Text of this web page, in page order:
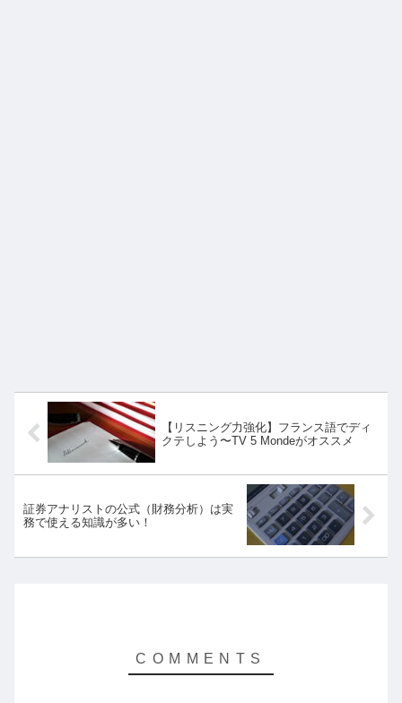
【リスニング力強化】フランス語でディ
クテしよう〜TV 5 Mondeがオススメ
証券アナリストの公式（財務分析）は実
務で使える知識が多い！